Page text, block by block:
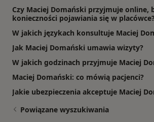
Czy Maciej Domański przyjmuje online,
konieczności pojawiania się w
W jakich językach konsultuje Maciej
Jak Maciej Domański umawia wizyty?
W jakich godzinach przyjmuje Maciej
Maciej Domański: co mówią pacjenci?
Jakie ubezpieczenia akceptuje Maciej
Powiązane wyszukiwania